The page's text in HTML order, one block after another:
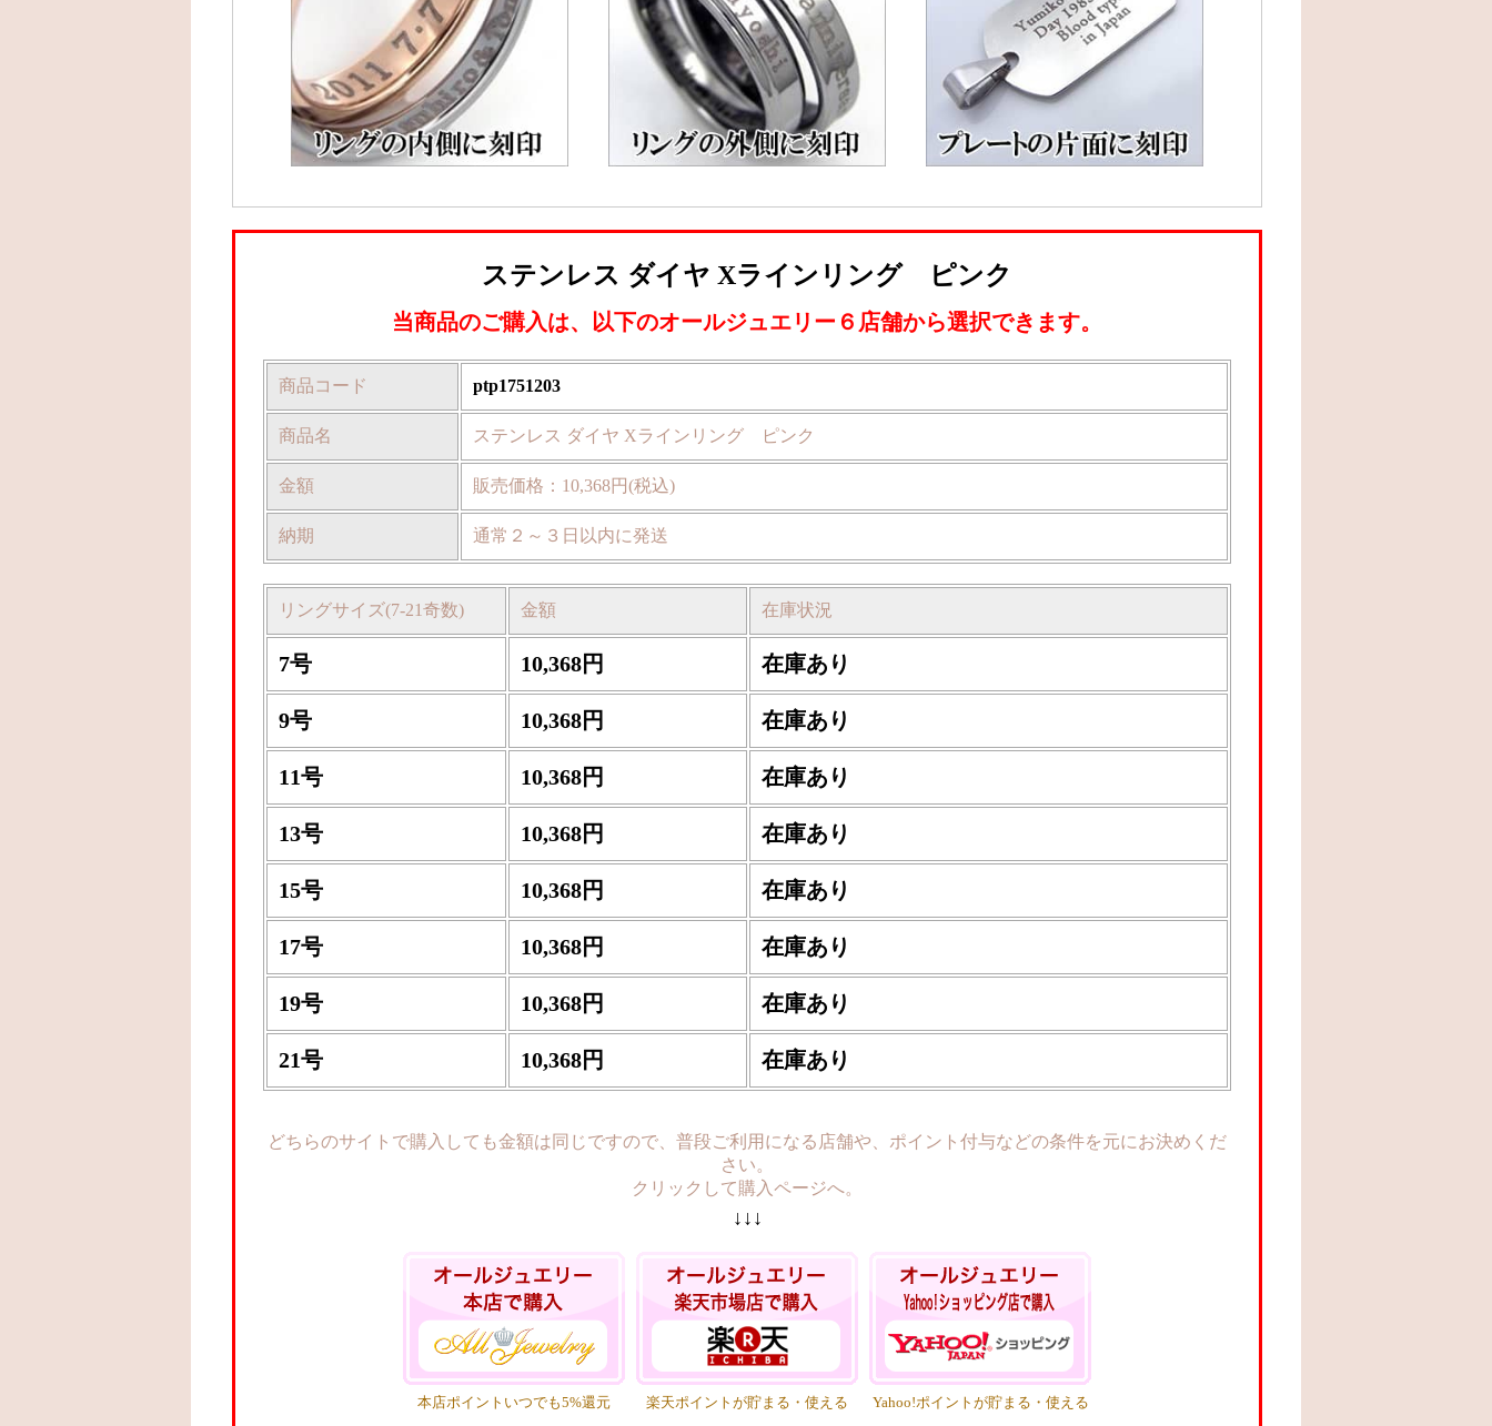
ステンレス ダイヤ Xラインリング ピンク
当商品のご購入は、以下のオールジュエリー６店舗から選択できます。
商品コード ptp1751203
商品名 ステンレス ダイヤ Xラインリング ピンク
金額 販売価格：10,368円(税込)
納期 通常２～３日以内に発送
リングサイズ(7-21奇数) 金額 在庫状況
7号 10,368円 在庫あり
9号 10,368円 在庫あり
11号 10,368円 在庫あり
13号 10,368円 在庫あり
15号 10,368円 在庫あり
17号 10,368円 在庫あり
19号 10,368円 在庫あり
21号 10,368円 在庫あり
どちらのサイトで購入しても金額は同じですので、普段ご利用になる店舗や、ポイント付与などの条件を元にお決めくだ
さい。
クリックして購入ページへ。
↓↓↓
本店ポイントいつでも5%還元 楽天ポイントが貯まる・使える Yahoo!ポイントが貯まる・使える